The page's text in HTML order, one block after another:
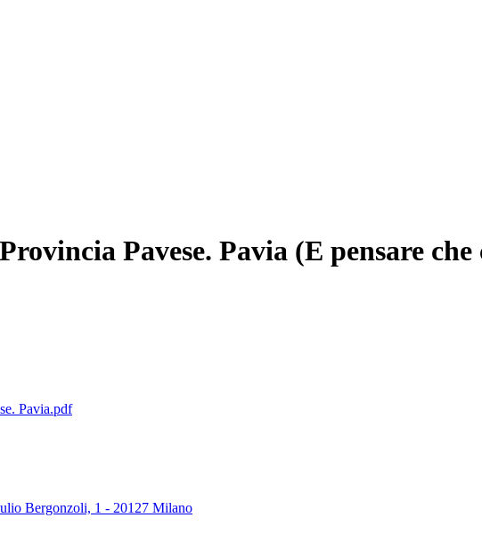
Pavese. Pavia (E pensare
Pavia.pdf
Bergonzoli, 1 - 20127 Milano